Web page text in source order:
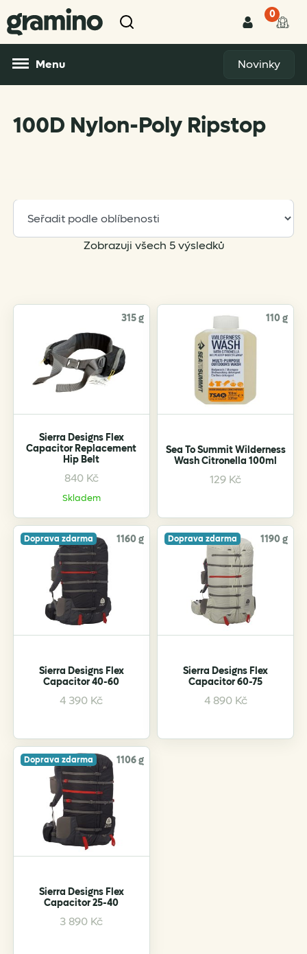
0
Menu Novinky
100D Nylon-Poly Ripstop
Zobrazuji všech 5 výsledkůSorted
315 g
Sierra Designs Flex
Capacitor Replacement
Hip Belt
840 Kč
Skladem
This
has
multiple
variants.
The
options
may
be
chosen
on
product
page
110 g
Sea To Summit Wilderness
Wash Citronella 100ml
129 Kč
Doprava zdarma 1160 g
Sierra Designs Flex
Capacitor 40-60
4 390 Kč
This
multiple
variants.
The
options
may
be
chosen
on
product
page
Doprava zdarma 1190 g
Sierra Designs Flex
Capacitor 60-75
4 890 Kč
This
multiple
Doprava zdarma 1106 g
Sierra Designs Flex
Capacitor 25-40
3 890 Kč
This